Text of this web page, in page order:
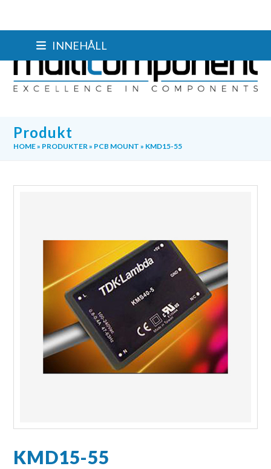
INNEHÅLL
Produkt
HOME» PRODUKTER» PCB MOUNT » KMD15-55
KMD15-55